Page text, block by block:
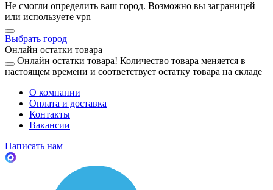
Не смогли определить ваш город. Возможно вы заграницей
или используете vpn
Выбрать город
Онлайн остатки товара
Онлайн остатки товара! Количество товара меняется в
настоящем времени и соответствует остатку товара на складе
О компании
Оплата и доставка
Контакты
Вакансии
Написать нам